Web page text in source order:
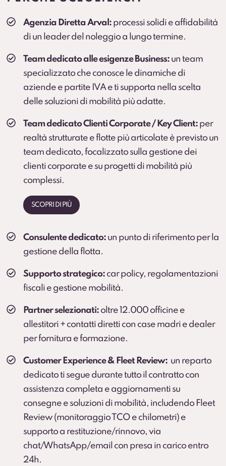
Soluzione consigliata per ruoli critici, agenti e flotte
operative (secondo condizioni).
Agenzia Diretta Arval: processi solidi e affidabilità
di un leader del noleggio a lungo termine.
Team dedicato alle esigenze Business: un team
specializzato che conosce le dinamiche di
aziende e partite IVA e ti supporta nella scelta
delle soluzioni di mobilità più adatte.
Team dedicato Clienti Corporate / Key Client: per
realtà strutturate e flotte più articolate è previsto un
team dedicato, focalizzato sulla gestione dei
clienti corporate e su progetti di mobilità più
complessi.
SCOPRI DI PIÙ
Consulente dedicato: un punto di riferimento per la
gestione della flotta.
Supporto strategico: car policy, regolamentazioni
fiscali e gestione mobilità.
Partner selezionati: oltre 12.000 officine e
allestitori + contatti diretti con case madri e dealer
per fornitura e formazione.
Customer Experience & Fleet Review: un reparto
dedicato ti segue durante tutto il contratto con
assistenza completa e aggiornamenti su
consegne e soluzioni di mobilità, includendo Fleet
Review (monitoraggio TCO e chilometri) e
supporto a restituzione/rinnovo, via
chat/WhatsApp/email con presa in carico entro
24h.